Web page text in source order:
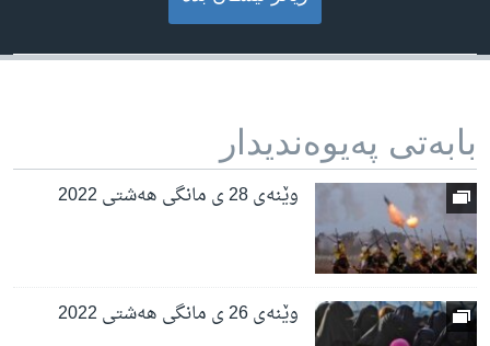
بابه‌تی په‌یوه‌ندیدار
وێنەی 28 ی مانگی هەشتی 2022
وێنەی 26 ی مانگی هەشتی 2022